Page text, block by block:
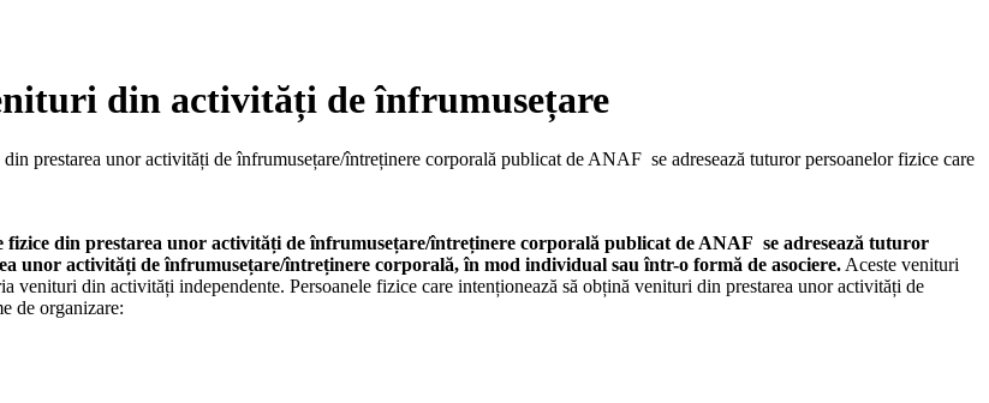
din activități de înfrumusețare
prestarea unor activități de înfrumusețare/întreținere corporală publicat de ANAF se adresează tuturor persoanelor fizice care
din prestarea unor activități de înfrumusețare/întreținere corporală publicat de ANAF se adresează tuturor
unor activități de înfrumusețare/întreținere corporală, în mod individual sau într-o formă de asociere. Aceste venituri
venituri din activități independente. Persoanele fizice care intenționează să obțină venituri din prestarea unor activități de
de organizare: